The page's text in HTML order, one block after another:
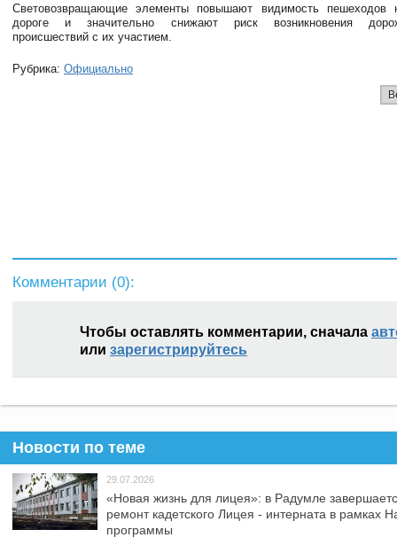
Световозвращающие элементы повышают видимость пешеходов
дороге и значительно снижают риск возникновения
происшествий с их участием.
Рубрика: Официально
Комментарии (0):
Чтобы оставлять комментарии, сначала
или зарегистрируйтесь
Новости по теме
29.07.2026
«Новая жизнь для лицея»: в Радумле
ремонт кадетского Лицея - интерната в рамках
программы